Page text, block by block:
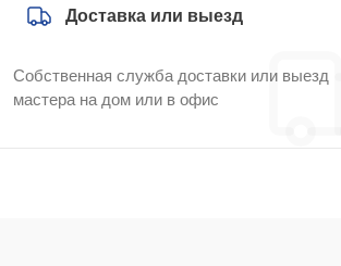
Доставка или выезд
Собственная служба доставки или выезд
мастера на дом или в офис